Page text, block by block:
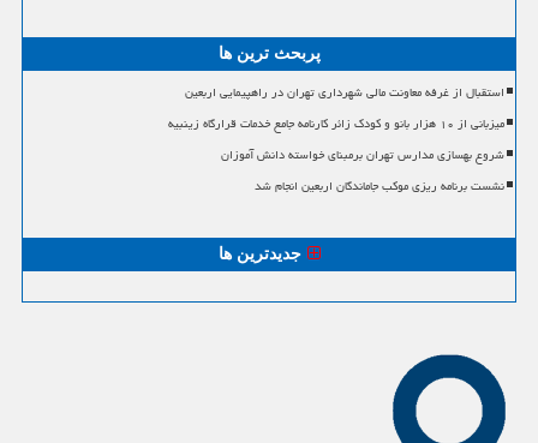
پربحث ترین ها
استقبال از غرفه معاونت مالی شهرداری تهران در راهپیمایی اربعین
میزبانی از ۱۰ هزار بانو و کودک زائر کارنامه جامع خدمات قرارگاه زینبیه
شروع بهسازی مدارس تهران برمبنای خواسته دانش آموزان
نشست برنامه ریزی موکب جاماندگان اربعین انجام شد
جدیدترین ها